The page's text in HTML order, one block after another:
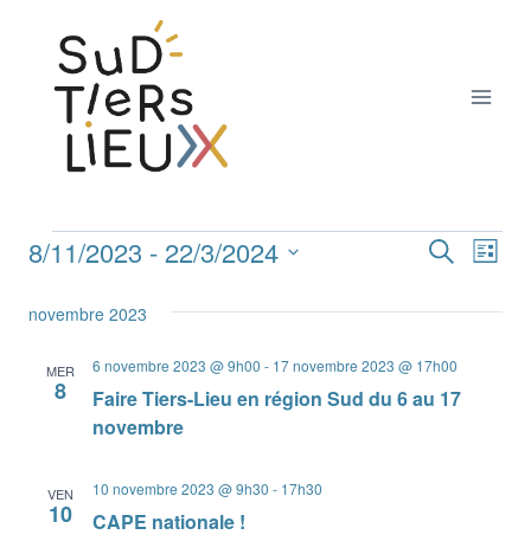
contenu
Évènements
et
de
Recherche
Liste
8/11/2023 - 22/3/2024
une
novembre 2023
MER
8
Faire Tiers-Lieu en région Sud du 6 au 17
novembre
6 novembre 2023 @ 9h00 - 17 novembre 2023 @ 17h00
VEN
10 CAPE nationale !
10 novembre 2023 @ 9h30 - 17h30